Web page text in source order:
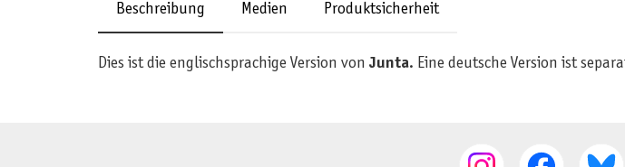
Beschreibung Medien Produktsicherheit
Dies ist die englischsprachige Version von Junta. Eine deutsche Version ist